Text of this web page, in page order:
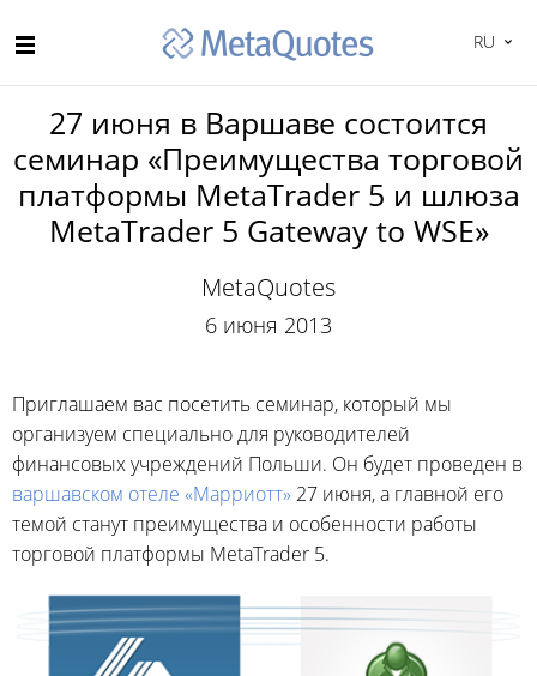
RU
27 июня в Варшаве состоится
семинар «Преимущества торговой
платформы MetaTrader 5 и шлюза
MetaTrader 5 Gateway to WSE»
MetaQuotes
6 июня 2013
Приглашаем вас посетить семинар, который мы
организуем специально для руководителей
финансовых учреждений Польши. Он будет проведен в
варшавском отеле «Марриотт» 27 июня, а главной его
темой станут преимущества и особенности работы
торговой платформы MetaTrader 5.